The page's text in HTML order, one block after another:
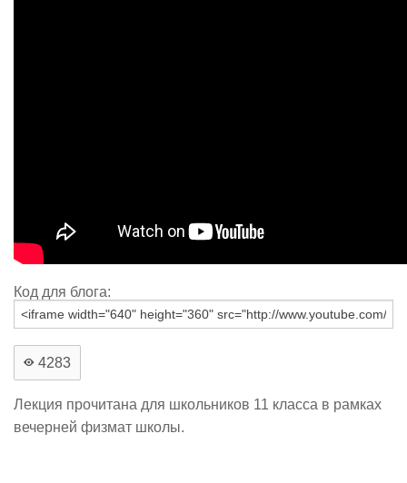
Код для блога:
4283
Лекция прочитана для школьников 11 класса в рамках
вечерней физмат школы.